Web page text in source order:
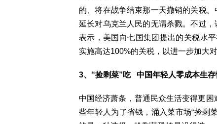
的、将在战争结束那一天撤销的关税
延长对乌克兰人民的无谓杀戮。不过
表示，美国向七国集团提出的关税水
实施高达100%的关税，以进一步加大对
3、“捡剩菜”吃 中国年轻人零成本生存
中国经济萧条，普通民众生活变得更困
些年轻人为了省钱，涌入菜市场“捡剩